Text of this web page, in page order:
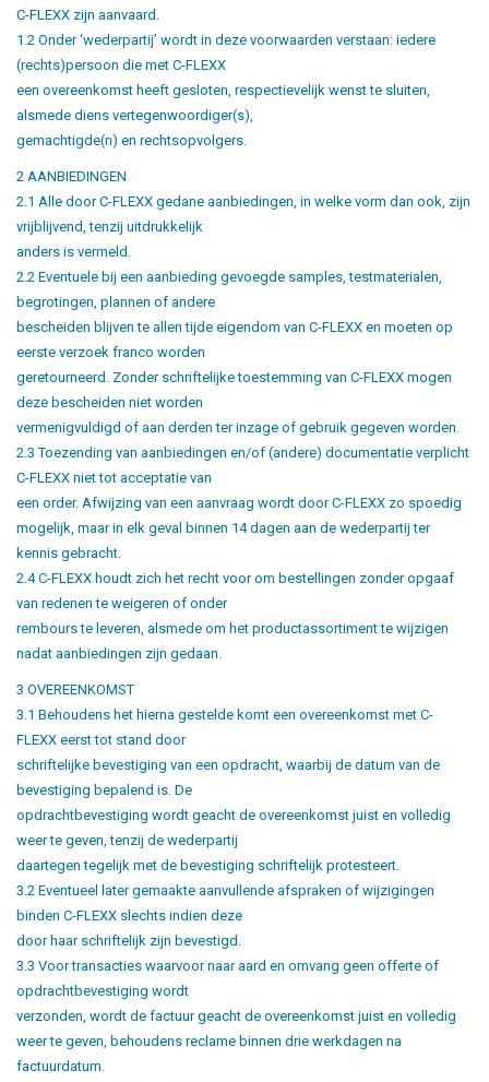
C-FLEXX zijn aanvaard.
1.2 Onder ‘wederpartij’ wordt in deze voorwaarden verstaan: iedere
(rechts)persoon die met C-FLEXX
een overeenkomst heeft gesloten, respectievelijk wenst te sluiten,
alsmede diens vertegenwoordiger(s),
gemachtigde(n) en rechtsopvolgers.
2 AANBIEDINGEN
2.1 Alle door C-FLEXX gedane aanbiedingen, in welke vorm dan ook, zijn
vrijblijvend, tenzij uitdrukkelijk
anders is vermeld.
2.2 Eventuele bij een aanbieding gevoegde samples, testmaterialen,
begrotingen, plannen of andere
bescheiden blijven te allen tijde eigendom van C-FLEXX en moeten op
eerste verzoek franco worden
geretourneerd. Zonder schriftelijke toestemming van C-FLEXX mogen
deze bescheiden niet worden
vermenigvuldigd of aan derden ter inzage of gebruik gegeven worden.
2.3 Toezending van aanbiedingen en/of (andere) documentatie verplicht
C-FLEXX niet tot acceptatie van
een order. Afwijzing van een aanvraag wordt door C-FLEXX zo spoedig
mogelijk, maar in elk geval binnen 14 dagen aan de wederpartij ter
kennis gebracht.
2.4 C-FLEXX houdt zich het recht voor om bestellingen zonder opgaaf
van redenen te weigeren of onder
rembours te leveren, alsmede om het productassortiment te wijzigen
nadat aanbiedingen zijn gedaan.
3 OVEREENKOMST
3.1 Behoudens het hierna gestelde komt een overeenkomst met C-
FLEXX eerst tot stand door
schriftelijke bevestiging van een opdracht, waarbij de datum van de
bevestiging bepalend is. De
opdrachtbevestiging wordt geacht de overeenkomst juist en volledig
weer te geven, tenzij de wederpartij
daartegen tegelijk met de bevestiging schriftelijk protesteert.
3.2 Eventueel later gemaakte aanvullende afspraken of wijzigingen
binden C-FLEXX slechts indien deze
door haar schriftelijk zijn bevestigd.
3.3 Voor transacties waarvoor naar aard en omvang geen offerte of
opdrachtbevestiging wordt
verzonden, wordt de factuur geacht de overeenkomst juist en volledig
weer te geven, behoudens reclame binnen drie werkdagen na
factuurdatum.